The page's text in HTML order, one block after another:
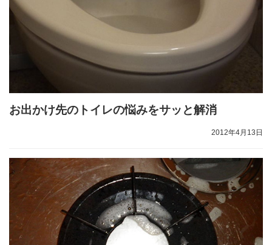
お出かけ先のトイレの悩みをサッと解消
2012年4月13日